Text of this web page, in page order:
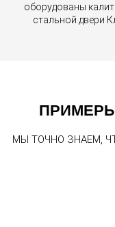
оборудованы
стальной двери
МЫ ТОЧНО ЗНАЕМ,